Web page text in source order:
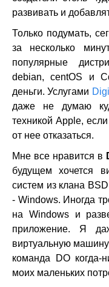
развивать и
Только подумать,
за несколько
популярные
debian, centOS и
деньги. Услугами
даже не думаю
техникой Apple,
от нее отказаться.
Мне все нравится в
будущем хочется
систем из клана
- Windows. Иногда
на Windows и
приложение. Я
виртуальную
команда DO когда-
моих маленьких